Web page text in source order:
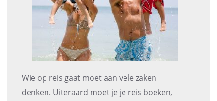
Wie op reis gaat moet aan vele zaken
denken. Uiteraard moet je je reis boeken,